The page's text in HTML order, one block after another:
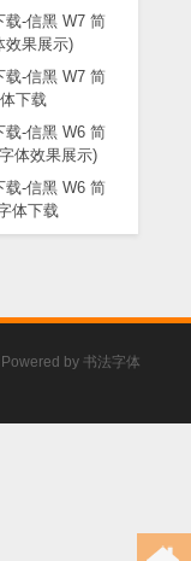
载-信黑 W7 简
下载
载-信黑 W6 简
体下载
Powered by 书法字体